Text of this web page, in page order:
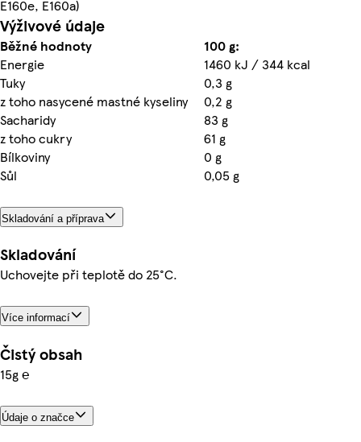
E160e, E160a)
Výživové údaje
Běžné hodnoty
100 g:
Energie
1460 kJ / 344 kcal
Tuky
0,3 g
z toho nasycené mastné kyseliny
0,2 g
Sacharidy
83 g
z toho cukry
61 g
Bílkoviny
0 g
Sůl
0,05 g
Skladování a příprava
Skladování
Uchovejte při teplotě do 25°C.
Více informací
Čistý obsah
15g ℮
Údaje o značce